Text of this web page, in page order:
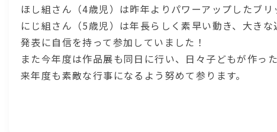
ほし組さん（4歳児）は昨年よりパワーアップしたブ
にじ組さん（5歳児）は年長らしく素早い動き、大き
発表に自信を持って参加していました！
また今年度は作品展も同日に行い、日々子どもが作っ
来年度も素敵な行事になるよう努めて参ります。